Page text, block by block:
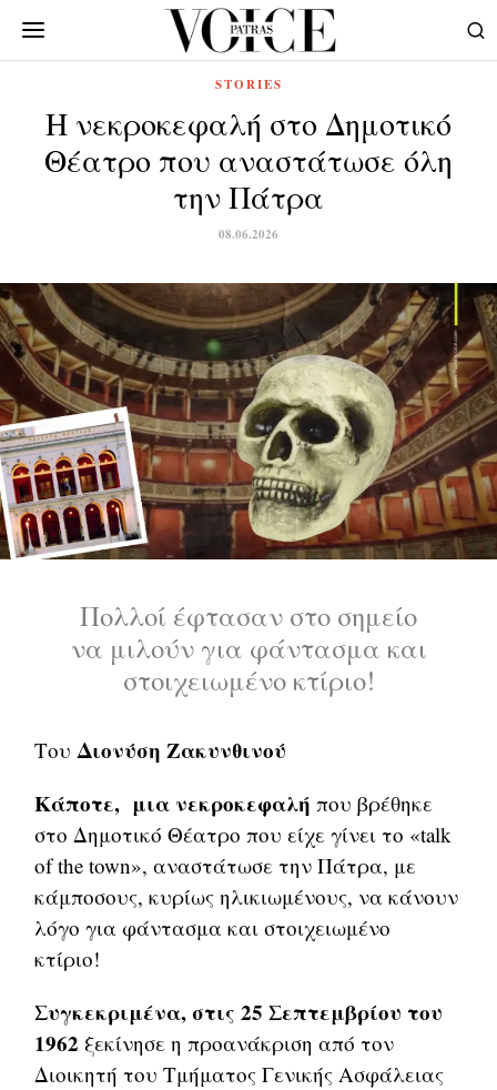
STORIES
Η νεκροκεφαλή στο Δημοτικό
Θέατρο που αναστάτωσε όλη
την Πάτρα
08.06.2026
Πολλοί έφτασαν στο σημείο
να μιλούν για φάντασμα και
στοιχειωμένο κτίριο!
ΤουΔιονύση Ζακυνθινού
Κάποτε, μια νεκροκεφαλή που βρέθηκε
στο Δημοτικό Θέατρο που είχε γίνει το «talk
of the town», αναστάτωσε την Πάτρα, με
κάμποσους, κυρίως ηλικιωμένους, να κάνουν
λόγο για φάντασμα και στοιχειωμένο
κτίριο!
Συγκεκριμένα, στις 25 Σεπτεμβρίου του
1962 ξεκίνησε η προανάκριση από τον
Διοικητή του Τμήματος Γενικής Ασφάλειας